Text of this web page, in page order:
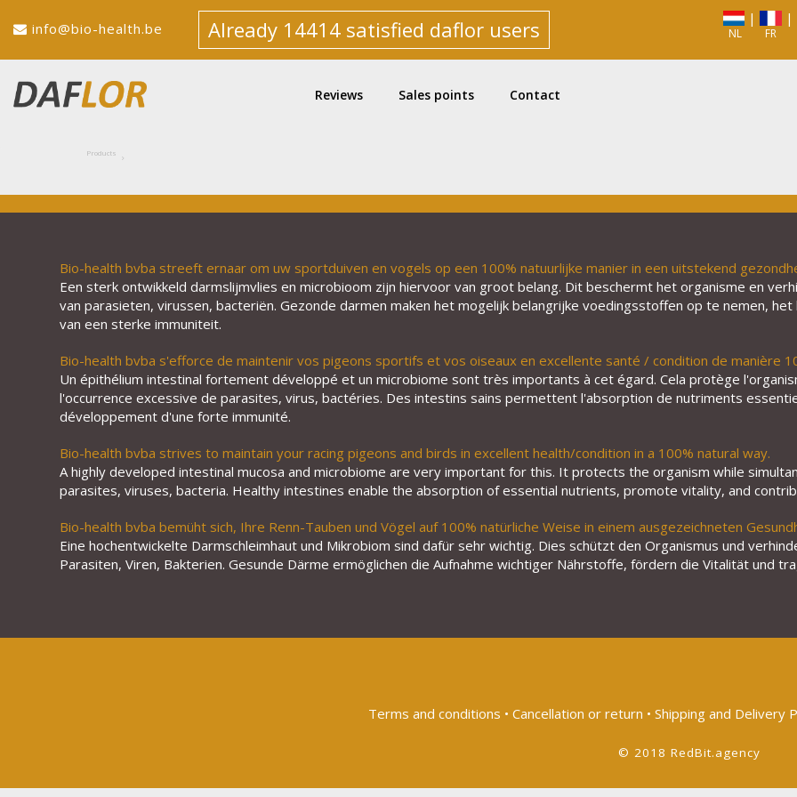
info@bio-health.be Already 14414 satisfied daflor users NL
|
FR
|
Reviews Sales points Contact
Products
Bio-health bvba streeft ernaar om uw sportduiven en vogels op een 100% natuurlijke manier in een uitstekend
Een sterk ontwikkeld darmslijmvlies en microbioom zijn hiervoor van groot belang. Dit beschermt het organisme en
van parasieten, virussen, bacteriën. Gezonde darmen maken het mogelijk belangrijke voedingsstoffen op te nemen,
van een sterke immuniteit.
Bio-health bvba s'efforce de maintenir vos pigeons sportifs et vos oiseaux en excellente santé / condition de manière
Un épithélium intestinal fortement développé et un microbiome sont très importants à cet égard. Cela protège
l'occurrence excessive de parasites, virus, bactéries. Des intestins sains permettent l'absorption de nutriments
développement d'une forte immunité.
Bio-health bvba strives to maintain your racing pigeons and birds in excellent health/condition in a 100% natural way.
A highly developed intestinal mucosa and microbiome are very important for this. It protects the organism while
parasites, viruses, bacteria. Healthy intestines enable the absorption of essential nutrients, promote vitality, and
Bio-health bvba bemüht sich, Ihre Renn-Tauben und Vögel auf 100% natürliche Weise in einem ausgezeichneten
Eine hochentwickelte Darmschleimhaut und Mikrobiom sind dafür sehr wichtig. Dies schützt den Organismus und
Parasiten, Viren, Bakterien. Gesunde Därme ermöglichen die Aufnahme wichtiger Nährstoffe, fördern die Vitalität und
Terms and conditions • Cancellation or return • Shipping and Delivery
© 2018 RedBit.agency